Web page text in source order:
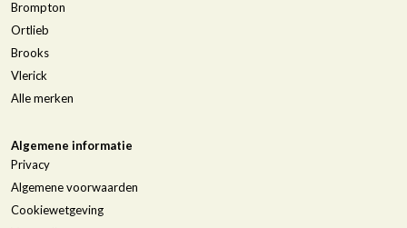
Brompton
Ortlieb
Brooks
Vlerick
Alle merken
Algemene informatie
Privacy
Algemene voorwaarden
Cookiewetgeving